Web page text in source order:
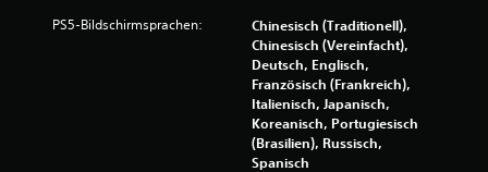
6
0
PS5-Bildschirmsprachen:
Chinesisch (Traditionell),
Chinesisch (Vereinfacht),
Deutsch, Englisch,
Französisch (Frankreich),
Italienisch, Japanisch,
Koreanisch, Portugiesisch
(Brasilien), Russisch,
Spanisch